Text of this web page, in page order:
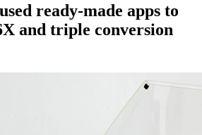
ready-made apps to
and triple conversion